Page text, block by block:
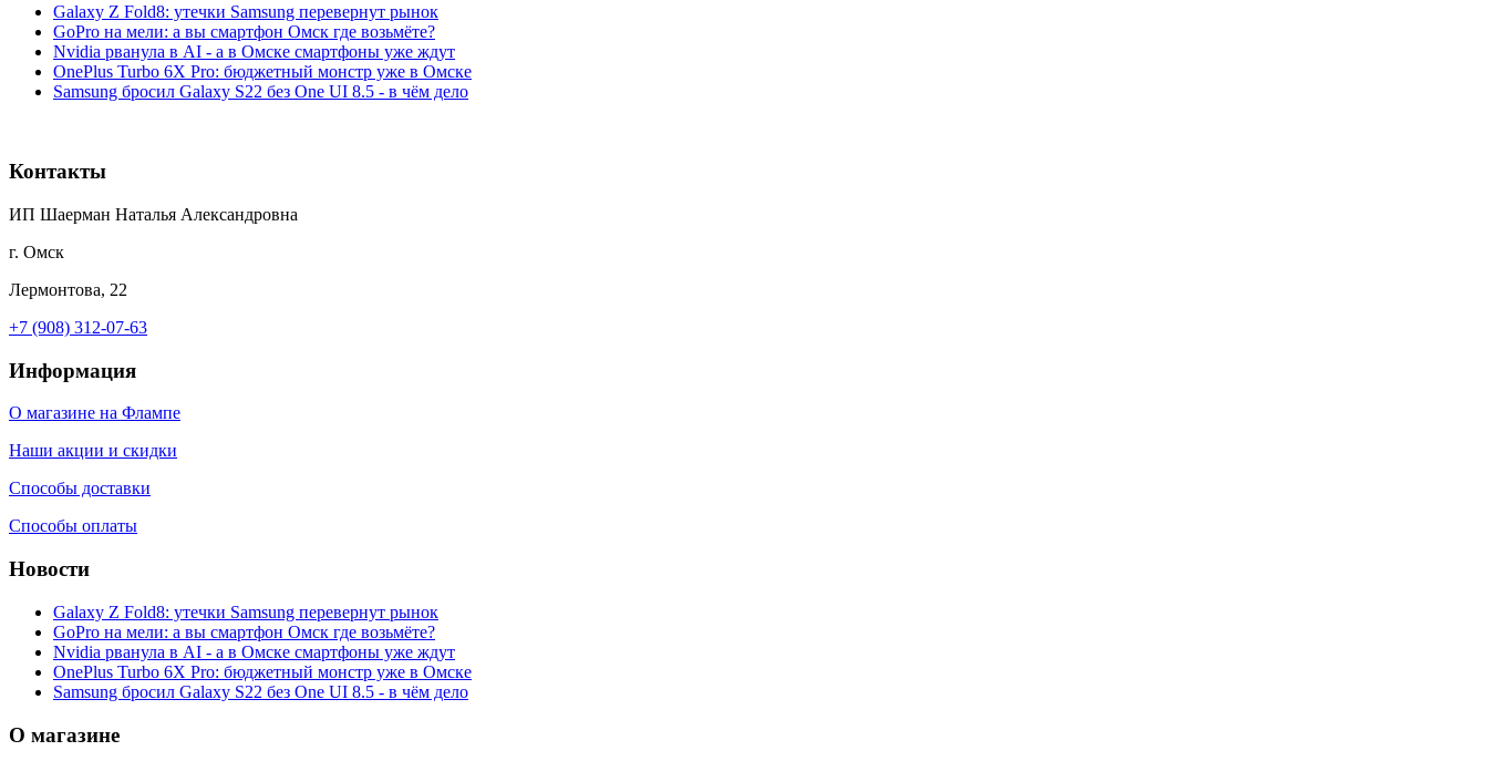
Galaxy Z Fold8: утечки Samsung перевернут рынок
GoPro на мели: а вы смартфон Омск где возьмёте?
Nvidia рванула в AI - а в Омске смартфоны уже ждут
OnePlus Turbo 6X Pro: бюджетный монстр уже в Омске
Samsung бросил Galaxy S22 без One UI 8.5 - в чём дело
Контакты
ИП Шаерман Наталья Александровна
г. Омск
Лермонтова, 22
+7 (908) 312-07-63
Информация
О магазине на Флампе
Наши акции и скидки
Способы доставки
Способы оплаты
Новости
Galaxy Z Fold8: утечки Samsung перевернут рынок
GoPro на мели: а вы смартфон Омск где возьмёте?
Nvidia рванула в AI - а в Омске смартфоны уже ждут
OnePlus Turbo 6X Pro: бюджетный монстр уже в Омске
Samsung бросил Galaxy S22 без One UI 8.5 - в чём дело
О магазине